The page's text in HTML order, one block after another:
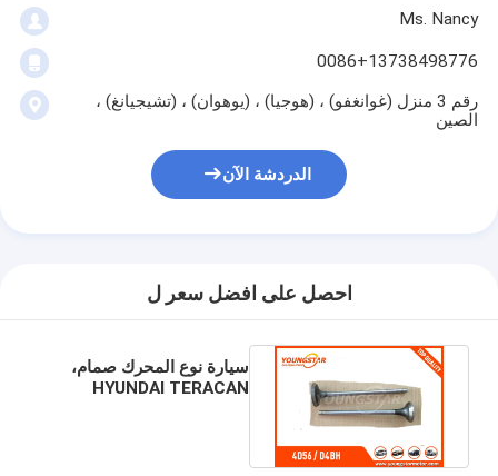
Ms. Nancy
0086+13738498776
رقم 3 منزل (غوانغفو) ، (هوجيا) ، (يوهوان) ، (تشيجيانغ) ،
الصين
الدردشة الآن
احصل على افضل سعر ل
سيارة نوع المحرك صمام،
HYUNDAI TERACAN